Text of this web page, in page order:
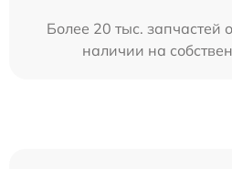
Более 20 тыс. запчастей
наличии на